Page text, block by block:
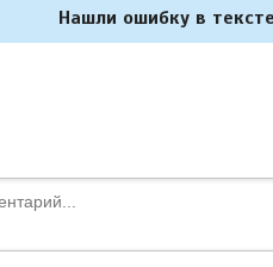
Нашли ошибку в